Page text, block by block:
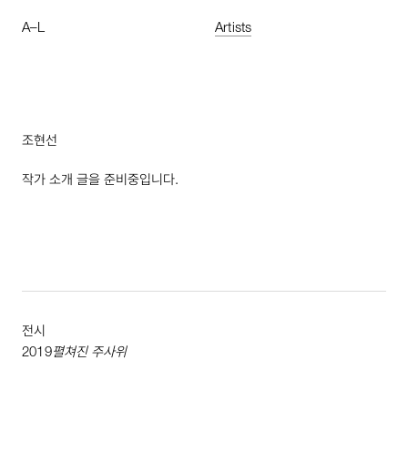
A–L Artists
조현선
작가 소개 글을 준비중입니다.
전시
2019펼쳐진 주사위